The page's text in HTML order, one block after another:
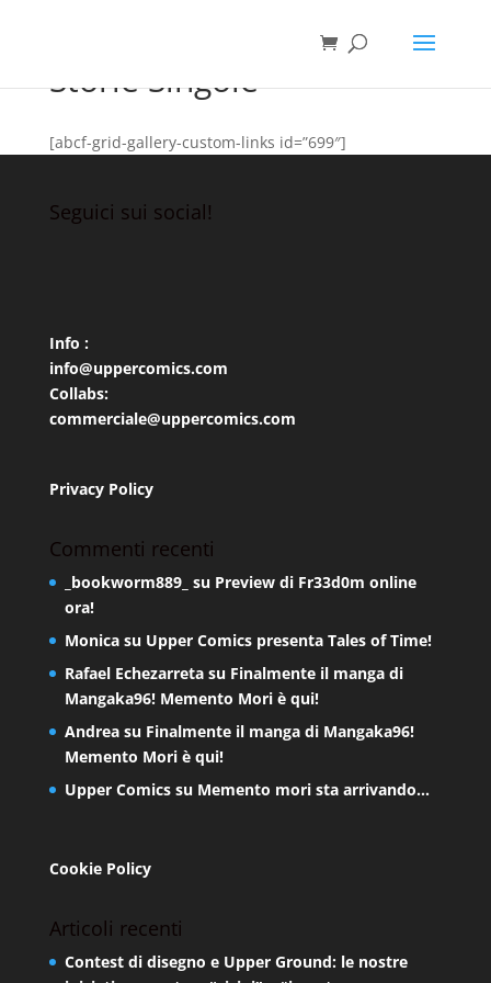
Storie Singole
[abcf-grid-gallery-custom-links id=”699″]
Seguici sui social!
Info :
info@uppercomics.com
Collabs:
commerciale@uppercomics.com
Privacy Policy
Commenti recenti
_bookworm889_ su Preview di Fr33d0m online
ora!
Monicasu Upper Comics presenta Tales of Time!
Rafael Echezarretasu Finalmente il manga di
Mangaka96! Memento Mori è qui!
Andreasu Finalmente il manga di Mangaka96!
Memento Mori è qui!
Upper Comicssu Memento mori sta arrivando…
Cookie Policy
Articoli recenti
Contest di disegno e Upper Ground: le nostre